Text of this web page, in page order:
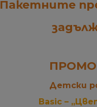
Пакетните
ПРОМО
Детски
Basic –